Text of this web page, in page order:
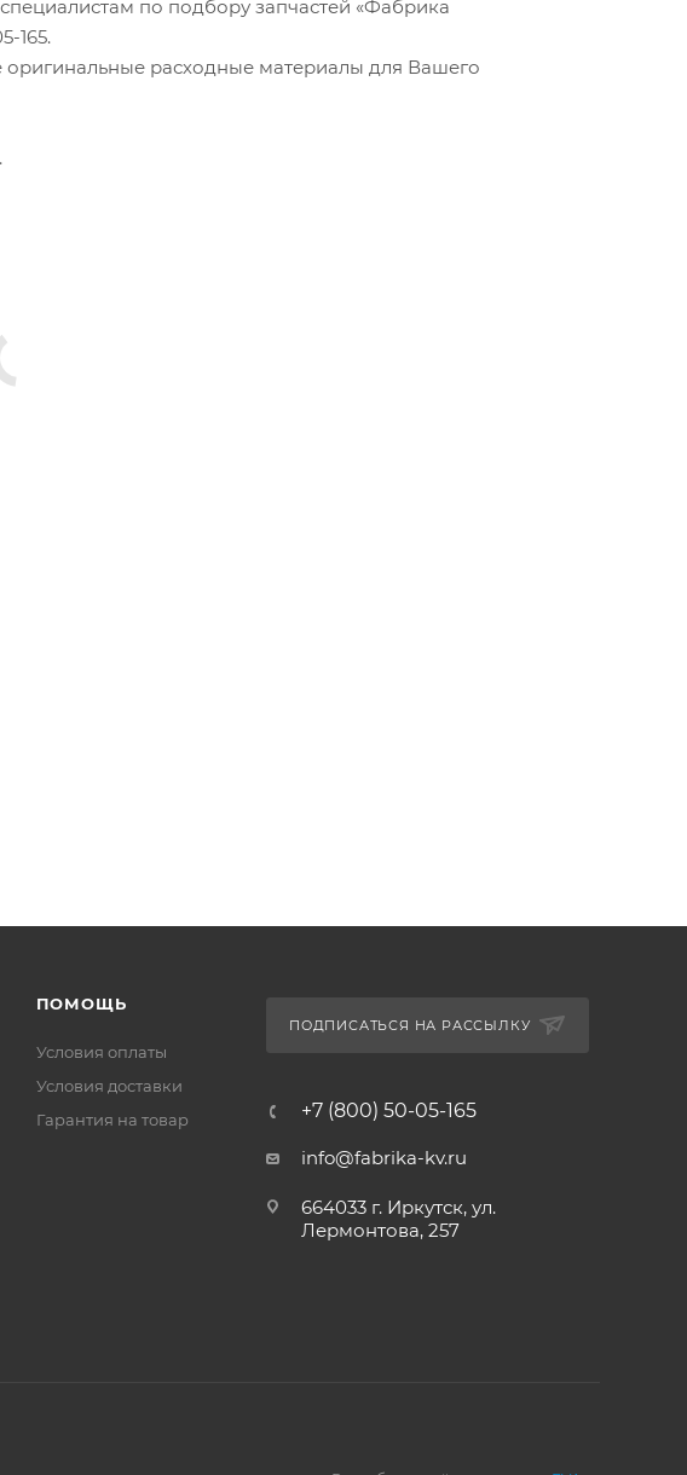
по подбору запчастей «Фабрика
165.
оригинальные расходные материалы для Вашего
ПОМОЩЬ
Условия оплаты
Условия доставки
Гарантия на товар
ПОДПИСАТЬСЯ НА РАССЫЛКУ
+7 (800) 50-05-165
info@fabrika-kv.ru
664033 г. Иркутск, ул.
Лермонтова, 257